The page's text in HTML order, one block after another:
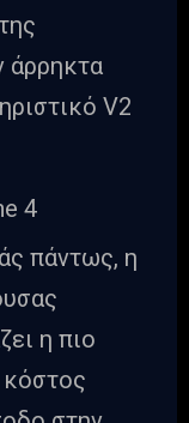
άρρηκτα
V2
πάντως, η
η πιο
κόστος